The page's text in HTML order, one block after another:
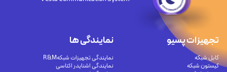
تجهیزات پسیو
کابل شبکه
کیستون شبکه
نمایندگی ها
نمایندگی تجهیزات شبکهR&M
نمایندگی اشنایدر اکتاسی